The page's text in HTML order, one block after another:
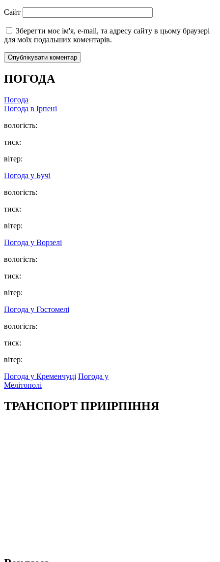
Сайт
Зберегти моє ім'я, e-mail, та адресу сайту в цьому браузері
для моїх подальших коментарів.
ПОГОДА
Погода
Погода в Ірпені
вологість:
тиск:
вітер:
Погода у Бучі
вологість:
тиск:
вітер:
Погода у Ворзелі
вологість:
тиск:
вітер:
Погода у Гостомелі
вологість:
тиск:
вітер:
Погода у Кременчуці Погода у
Мелітополі
ТРАНСПОРТ ПРИІРПІННЯ